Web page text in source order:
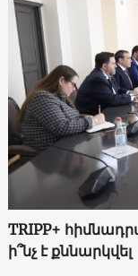
TRIPP+
ի՞նչ է քննարկվել